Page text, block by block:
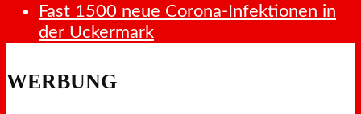
Fast 1500 neue Corona-Infektionen in
der Uckermark
WERBUNG